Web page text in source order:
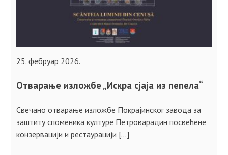
25. фебруар 2026.
Отварање изложбе „Искра сјаја из пепела“
Свечано отварање изложбе Покрајинског завода за
заштиту споменика културе Петроварадин посвећене
конзервацији и рестаурацији […]